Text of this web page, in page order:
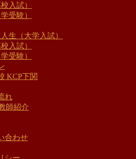
入試）
受験）
生（大学入試）
入試）
受験）
KCP下関
れ
師紹介
合わせ